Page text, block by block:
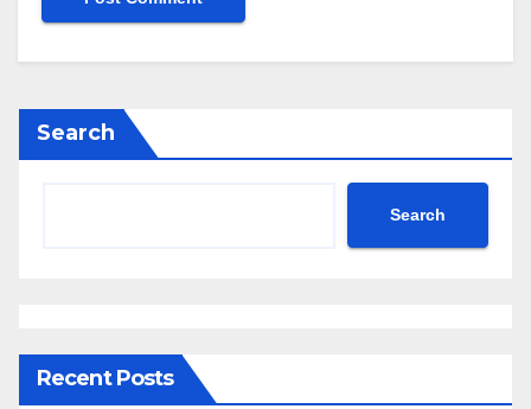
Search
Search
Recent Posts